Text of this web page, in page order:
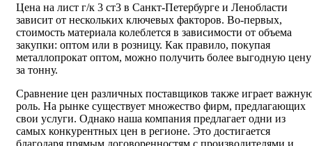
Цена на лист г/к 3 ст3 в Санкт-Петербурге и Ленобласти
зависит от нескольких ключевых факторов. Во-первых,
стоимость материала колеблется в зависимости от объема
закупки: оптом или в розницу. Как правило, покупая
металлопрокат оптом, можно получить более выгодную цену
за тонну.
Сравнение цен различных поставщиков также играет
роль. На рынке существует множество фирм, предлагающих
свои услуги. Однако наша компания предлагает одни из
самых конкурентных цен в регионе. Это достигается
благодаря прямым договоренностям с производителями и